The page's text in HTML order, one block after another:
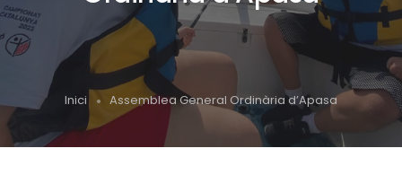
Inici Assemblea General Ordinària d’Apasa